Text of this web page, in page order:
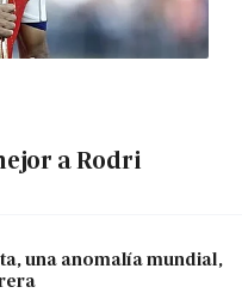
a Rodri
una anomalía mundial,